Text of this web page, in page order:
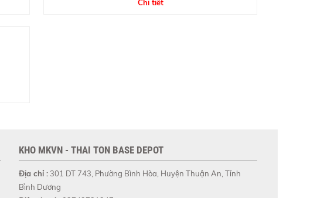
Chi tiết
KHO MKVN - THAI TON BASE DEPOT
Địa chỉ : 301 DT 743, Phường Bình Hòa, Huyện Thuận An, Tỉnh
Bình Dương